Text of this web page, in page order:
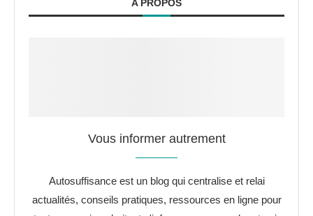
A PROPOS
Vous informer autrement
Autosuffisance est un blog qui centralise et relai
actualités, conseils pratiques, ressources en ligne pour